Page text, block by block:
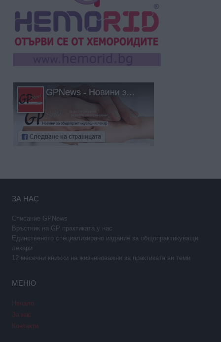
ЗА НАС
Списание GPNews
Връстник на GP практиката у нас
Единственото специализирано издание за общопрактикуващи
лекари
12 месечни книжки на жизненоважни за практиката ви теми
МЕНЮ
Начало
За нас
Контакти